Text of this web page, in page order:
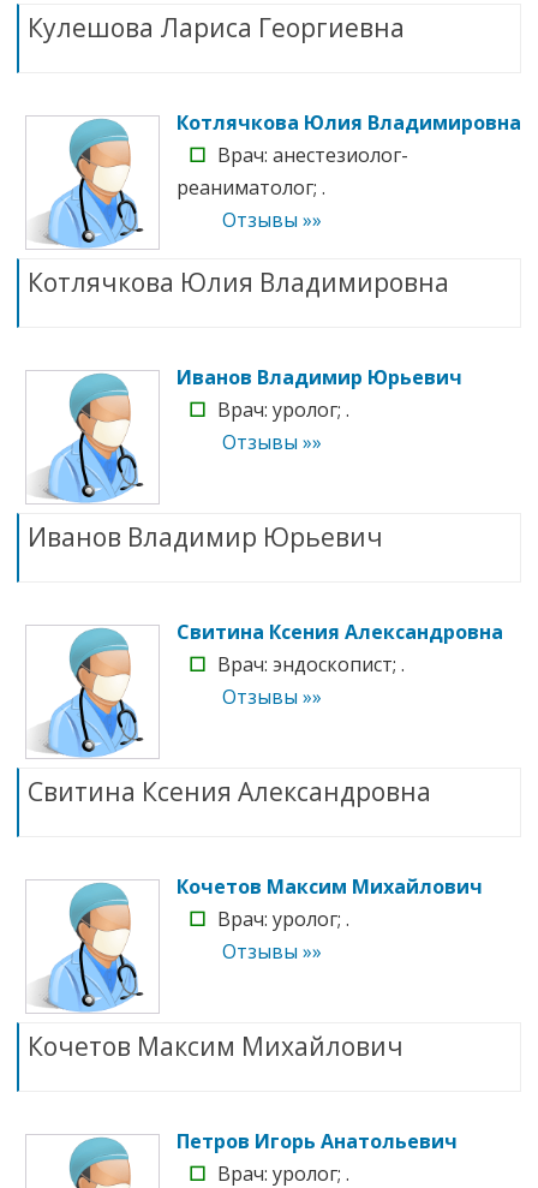
Кулешова Лариса Георгиевна
Котлячкова Юлия Владимировна
☐ Врач: анестезиолог-
реаниматолог; .
Отзывы »»
Котлячкова Юлия Владимировна
Иванов Владимир Юрьевич
☐ Врач: уролог; .
Отзывы »»
Иванов Владимир Юрьевич
Свитина Ксения Александровна
☐ Врач: эндоскопист; .
Отзывы »»
Свитина Ксения Александровна
Кочетов Максим Михайлович
☐ Врач: уролог; .
Отзывы »»
Кочетов Максим Михайлович
Петров Игорь Анатольевич
☐ Врач: уролог; .